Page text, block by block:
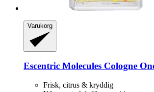
Varukorg
Escentric Molecules Cologne
Frisk, citrus & kryddig